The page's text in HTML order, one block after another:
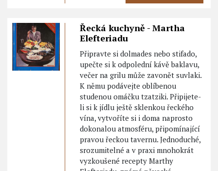
Řecká kuchyně - Martha
Elefteriadu
Připravte si dolmades nebo stifado,
upečte si k odpolední kávě baklavu,
večer na grilu může zavonět suvlaki.
K němu podávejte oblíbenou
studenou omáčku tzatziki. Připijete-
li si k jídlu ještě sklenkou řeckého
vína, vytvoříte si i doma naprosto
dokonalou atmosféru, připomínající
pravou řeckou tavernu. Jednoduché,
srozumitelné a v praxi mnohokrát
vyzkoušené recepty Marthy